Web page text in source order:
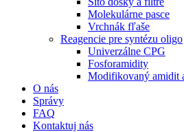
Molekulárne pasce
Vrchnák fľaše
Reagencie pre syntézu oligo
Univerzálne CPG
Fosforamidity
Modifikovaný amidit
O nás
Správy
FAQ
Kontaktuj nás